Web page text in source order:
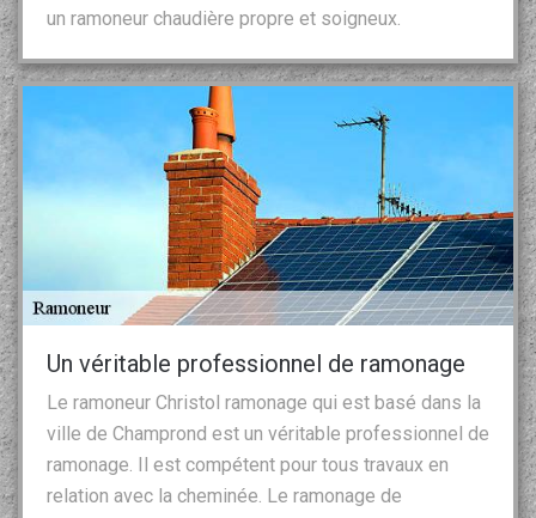
un ramoneur chaudière propre et soigneux.
Un véritable professionnel de ramonage
Le ramoneur Christol ramonage qui est basé dans la
ville de Champrond est un véritable professionnel de
ramonage. Il est compétent pour tous travaux en
relation avec la cheminée. Le ramonage de